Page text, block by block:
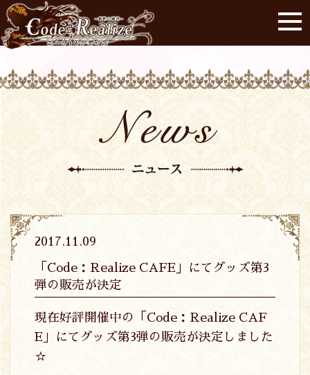
2017.11.09
「Code：Realize CAFE」にてグッズ第3
弾の販売が決定
現在好評開催中の「Code：Realize CAF
E」にてグッズ第3弾の販売が決定しました
☆